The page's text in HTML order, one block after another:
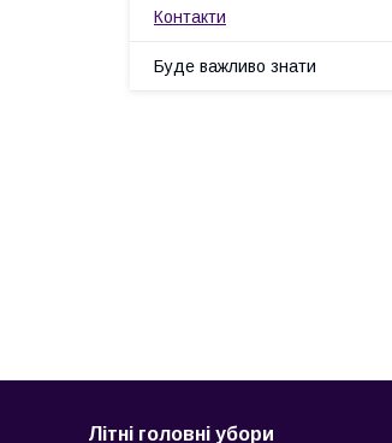
Контакти
Буде важливо знати
Літні головні убори